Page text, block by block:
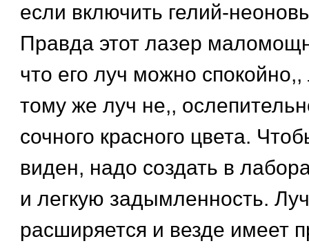
если включить гелий-
Правда этот лазер
что его луч можно спокойно,,
тому же луч не,,
сочного красного цвета.
виден, надо создать в
и легкую задымленность.
расширяется и везде имеет